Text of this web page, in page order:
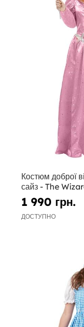
Костюм доброї
сайз - The
1 990 грн.
ДОСТУПНО